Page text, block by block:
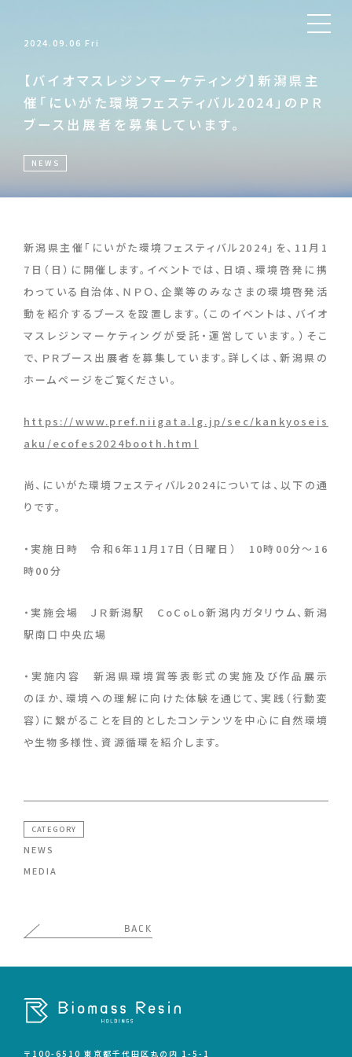
2024.09.06 Fri
【バイオマスレジンマーケティング】新潟県主
催「にいがた環境フェスティバル2024」のＰＲ
ブース出展者を募集しています。
NEWS
新潟県主催「にいがた環境フェスティバル2024」を、11月1
7日（日）に開催します。イベントでは、日頃、環境啓発に携
わっている自治体、ＮＰＯ、企業等のみなさまの環境啓発活
動を紹介するブースを設置します。（このイベントは、バイオ
マスレジンマーケティングが受託・運営しています。）そこ
で、ＰＲブース出展者を募集しています。詳しくは、新潟県の
ホームページをご覧ください。
https://www.pref.niigata.lg.jp/sec/kankyoseis
aku/ecofes2024booth.html
尚、にいがた環境フェスティバル2024については、以下の通
りです。
・実施日時 令和6年11月17日（日曜日） 10時00分～16
時00分
・実施会場 ＪＲ新潟駅 CoCoLo新潟内ガタリウム、新潟
駅南口中央広場
・実施内容 新潟県環境賞等表彰式の実施及び作品展示
のほか、環境への理解に向けた体験を通じて、実践（行動変
容）に繋がることを目的としたコンテンツを中心に自然環境
や生物多様性、資源循環を紹介します。
CATEGORY
NEWS
MEDIA
BACK
〒100-6510 東京都千代田区丸の内 1-5-1